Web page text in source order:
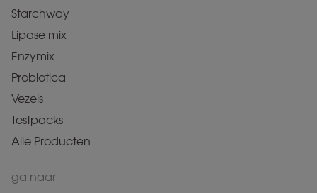
Starchway
Lipase mix
Enzymix
Probiotica
Vezels
Testpacks
Alle Producten
ga naar